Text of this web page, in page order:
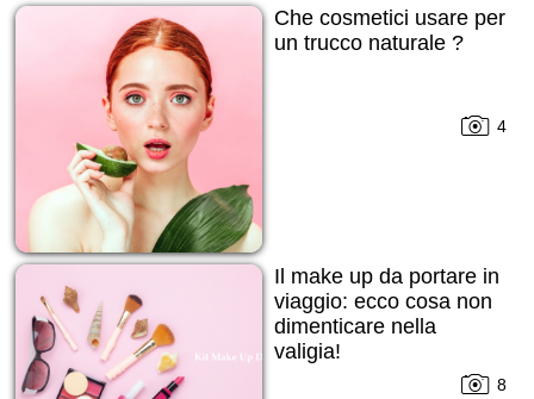
Che cosmetici usare per
un trucco naturale ?
4
Il make up da portare in
viaggio: ecco cosa non
dimenticare nella
valigia!
8